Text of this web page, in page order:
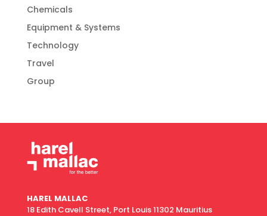
Chemicals
Equipment & Systems
Technology
Travel
Group
HAREL MALLAC
18 Edith Cavell Street, Port Louis 11302 Mauritius